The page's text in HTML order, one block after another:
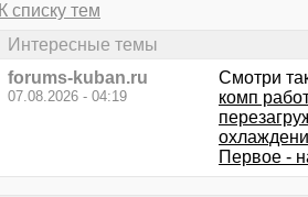
К списку тем
Интересные темы
forums-kuban.ru
07.08.2026 - 04:19
Смотри
комп
Первое -